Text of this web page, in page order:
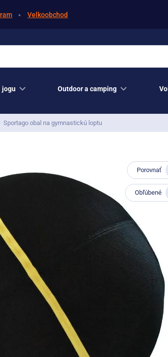
Velkoobchod
jogu Outdoor a camping
Sportago obal na gymnastickú loptu
Porovnať
Obľúbené